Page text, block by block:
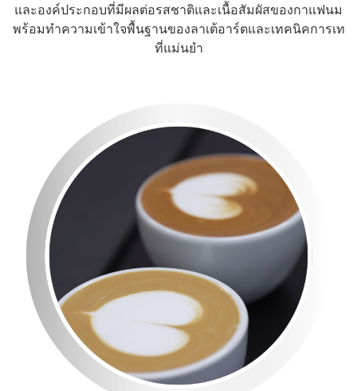
และองค์ประกอบที่มีผลต่อรสชาติและเนื้อสัมผัสของกาแฟนม
พร้อมทำความเข้าใจพื้นฐานของลาเต้อาร์ตและเทคนิคการเท
ที่แม่นยำ